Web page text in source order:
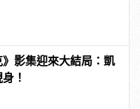
》影集迎來大結局：凱
！